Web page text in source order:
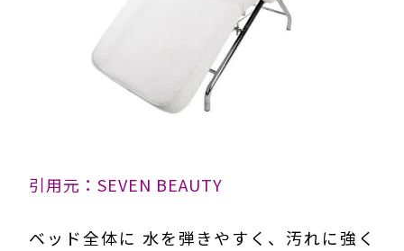
引用元：SEVEN BEAUTY
ベッド全体に 水を弾きやすく、汚れに強く